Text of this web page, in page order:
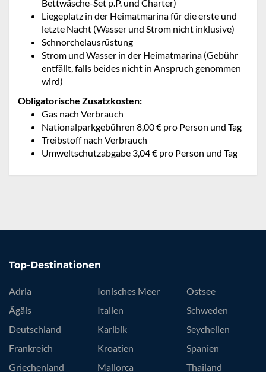
Bettwäsche-Set p.P. und Charter)
Liegeplatz in der Heimatmarina für die erste und
letzte Nacht (Wasser und Strom nicht inklusive)
Schnorchelausrüstung
Strom und Wasser in der Heimatmarina (Gebühr
entfällt, falls beides nicht in Anspruch genommen
wird)
Obligatorische Zusatzkosten:
Gas nach Verbrauch
Nationalparkgebühren 8,00 € pro Person und Tag
Treibstoff nach Verbrauch
Umweltschutzabgabe 3,04 € pro Person und Tag
Top-Destinationen
Adria
Ägäis
Deutschland
Frankreich
Griechenland
Ionisches Meer
Italien
Karibik
Kroatien
Mallorca
Ostsee
Schweden
Seychellen
Spanien
Thailand